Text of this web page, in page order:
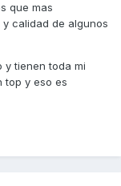
que mas
calidad de algunos
y tienen toda mi
top y eso es